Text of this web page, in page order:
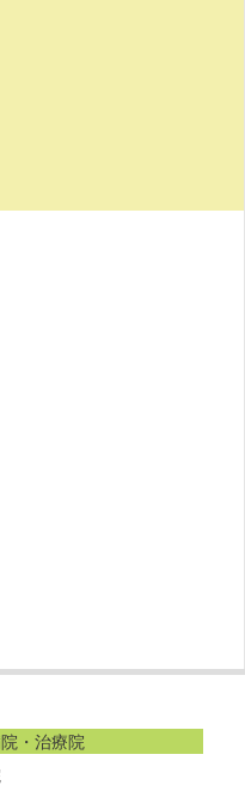
・治療院